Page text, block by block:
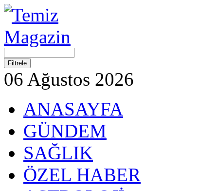
06 Ağustos 2026
ANASAYFA
GÜNDEM
SAĞLIK
ÖZEL HABER